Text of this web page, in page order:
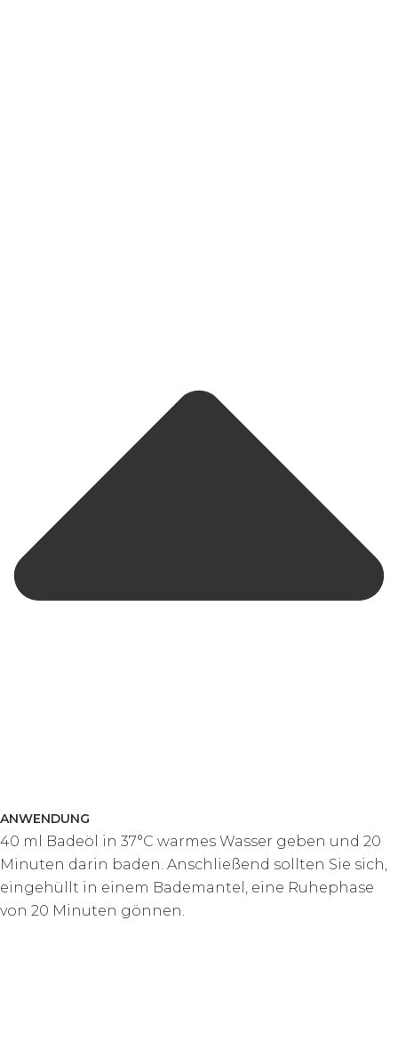
ANWENDUNG
40 ml Badeöl in 37°C warmes Wasser geben und 20
Minuten darin baden. Anschließend sollten Sie sich,
eingehüllt in einem Bademantel, eine Ruhephase
von 20 Minuten gönnen.